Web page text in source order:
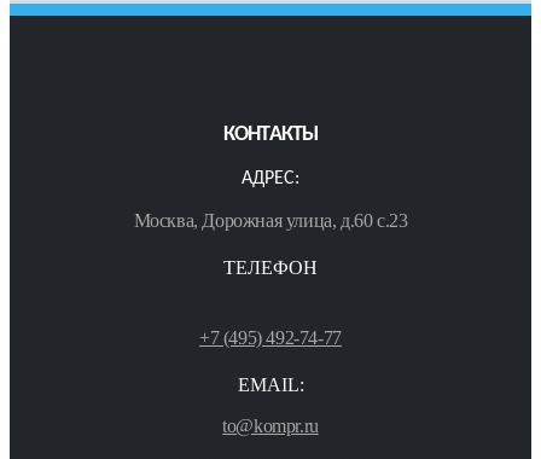
КОНТАКТЫ
АДРЕС:
Москва, Дорожная улица, д.60 с.23
ТЕЛЕФОН
+7 (495) 492-74-77
EMAIL:
to@kompr.ru